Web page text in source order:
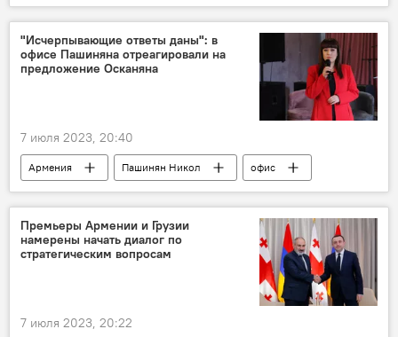
В мире
"Исчерпывающие ответы даны": в
офисе Пашиняна отреагировали на
предложение Осканяна
7 июля 2023, 20:40
Армения Пашинян Никол
офис
Политика
Новости Армения
Вардан Восканян
Премьеры Армении и Грузии
намерены начать диалог по
стратегическим вопросам
7 июля 2023, 20:22